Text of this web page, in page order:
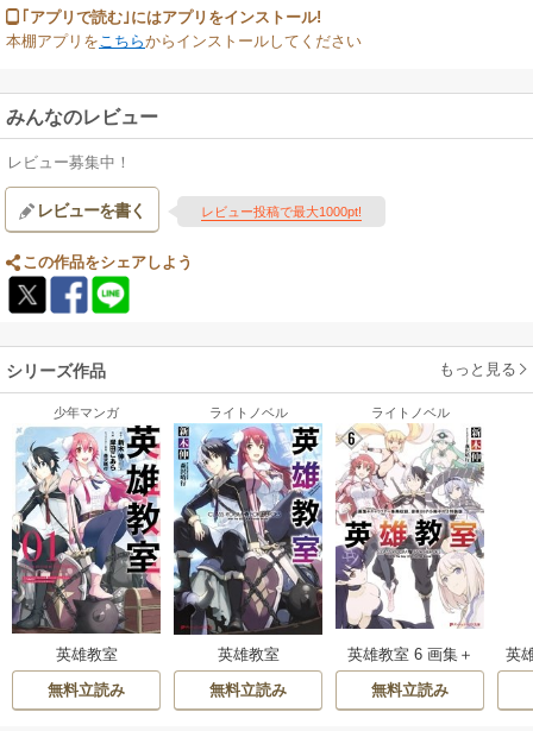
｢アプリで読む｣にはアプリをインストール!
本棚アプリを こちらからインストールしてください
みんなのレビュー
レビュー募集中！
レビューを書く レビュー投稿で最大1000pt!
この作品をシェアしよう
シリーズ作品 もっと見る
少年マンガ
英雄教室
無料立読み
ライトノベル
英雄教室
無料立読み
ライトノベル
英雄教室 6 画集＋
キャラクター事典
収録、豪華80P小冊
無料立読み
英